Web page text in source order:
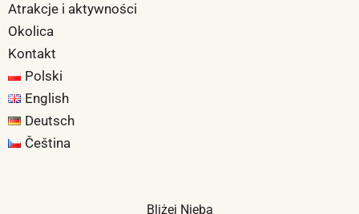
Atrakcje i aktywności
Okolica
Kontakt
Polski
English
Deutsch
Čeština
Bliżej Nieba